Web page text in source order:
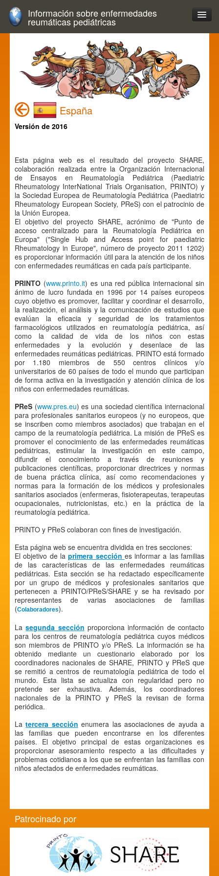
Información sobre enfermedades
reumáticas pediátricas
España
Versión de 2016
Esta página web es el resultado del proyecto SHARE,
colaboración realizada entre la Organización Internacional
de Ensayos en Reumatología Pediátrica (Paediatric
Rheumatology InterNational Trials Organisation, PRINTO) y
la Sociedad Europea de Reumatología Pediátrica (Paediatric
Rheumatology European Society, PReS) con el patrocinio de
la Unión Europea.
El objetivo del proyecto SHARE, acrónimo de "Punto de
acceso centralizado para la Reumatología Pediátrica en
Europa" ("Single Hub and Access point for paediatric
Rheumatology in Europe", número de proyecto 2011 1202)
es proporcionar información útil para la atención de los niños
con enfermedades reumáticas en cada país participante.
PRINTO (www.printo.it) es una red pública internacional sin
ánimo de lucro fundada en 1996 por 14 países europeos
cuyo objetivo es promover, facilitar y coordinar el desarrollo,
la realización, el análisis y la comunicación de estudios que
evalúan la eficacia y seguridad de los tratamientos
farmacológicos utilizados en reumatología pediátrica, así
como la calidad de vida de los niños con estas
enfermedades y la evolución y desenlace de las
enfermedades reumáticas pediátricas. PRINTO está formado
por 1.180 miembros de 550 centros clínicos y/o
universitarios de 60 países de todo el mundo que participan
de forma activa en la investigación y atención clínica de los
niños con enfermedades reumáticas.
PReS (www.pres.eu) es una sociedad científica internacional
para profesionales sanitarios europeos (y no europeos, que
se inscriben como miembros asociados) que trabajan en el
campo de la reumatología pediátrica. La misión de PReS es
promover el conocimiento de las enfermedades reumáticas
pediátricas, estimular la investigación en este campo,
difundir el conocimiento a través de reuniones y
publicaciones científicas, proporcionar directrices y normas
de buena práctica clínica, así como recomendaciones y
normas para la formación de los médicos y profesionales
sanitarios asociados (enfermeras, fisioterapeutas, terapeutas
ocupacionales, nutricionistas, etc.) en la práctica de la
reumatología pediátrica.
PRINTO y PReS colaboran con fines de investigación.
Esta página web se encuentra dividida en tres secciones:
El objetivo de laprimera sección es informar a las familias
de las características de las enfermedades reumáticas
pediátricas. Esta sección se ha redactado específicamente
por un grupo de médicos y profesionales sanitarios que
pertenecen a PRINTO/PReS/SHARE y se ha revisado por
representantes de varias asociaciones de familias
(Colaboradores).
Lasegunda sección proporciona información de contacto
para los centros de reumatología pediátrica cuyos médicos
son miembros de PRINTO y/o PReS. La información se ha
obtenido mediante un cuestionario elaborado por los
coordinadores nacionales de SHARE, PRINTO y PReS que
se remitió a centros de reumatología pediátrica de todo el
mundo. Esta lista se actualiza con regularidad pero no
pretende ser exhaustiva. Además, los coordinadores
nacionales de la PRINTO y PReS la revisan de forma
periódica.
Latercera sección enumera las asociaciones de ayuda a
las familias que pueden encontrarse en los diferentes
países. El objetivo principal de estas organizaciones es
proporcionar asesoramiento respecto a las dificultades y
problemas cotidianos a los que se enfrentan las familias con
niños afectados de enfermedades reumáticas.
Patrocinado por